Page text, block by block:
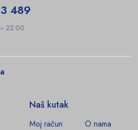
489
22:00
Naš kutak
Moj račun
O nama